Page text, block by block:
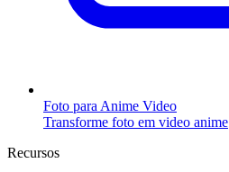
Foto para Anime Video
Transforme foto em video anime
Recursos